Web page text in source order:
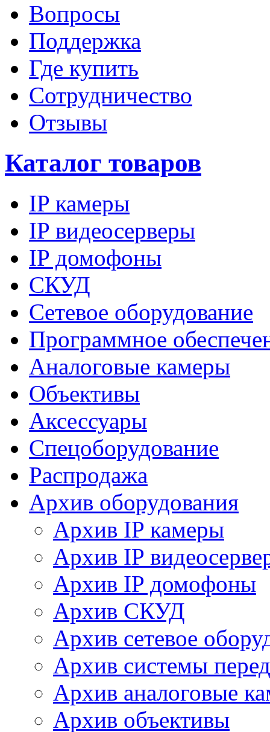
Вопросы
Поддержка
Где купить
Сотрудничество
Отзывы
Каталог товаров
IP камеры
IP видеосерверы
IP домофоны
СКУД
Сетевое оборудование
Программное
Аналоговые камеры
Объективы
Аксессуары
Спецоборудование
Распродажа
Архив оборудования
Архив IP камеры
Архив IP
Архив IP домофоны
Архив СКУД
Архив сетевое
Архив системы
Архив аналоговые
Архив объективы